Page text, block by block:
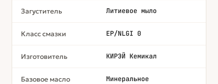
Загуститель Литиевое мыло
Класс смазки EP/NLGI 0
Изготовитель КИРЭЙ Кемикал
Базовое масло Минеральное